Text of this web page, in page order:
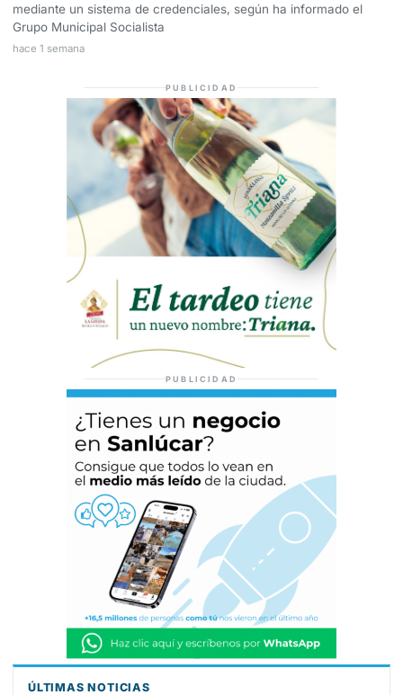
mediante un sistema de credenciales, según ha informado el
Grupo Municipal Socialista
hace 1 semana
PUBLICIDAD
PUBLICIDAD
ÚLTIMAS NOTICIAS